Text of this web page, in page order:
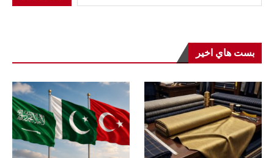
بست هاي اخير